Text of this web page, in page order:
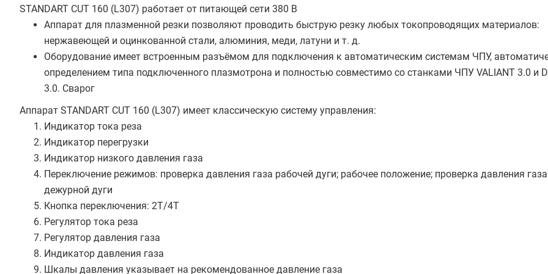
STANDART CUT 160 (L307) работает от питающей сети 380 В
Аппарат для плазменной резки позволяют проводить быструю резку любых токопроводящих материалов:
нержавеющей и оцинкованной стали, алюминия, меди, латуни и т. д.
Оборудование имеет встроенным разъёмом для подключения к автоматическим системам ЧПУ,
определением типа подключенного плазмотрона и полностью совместимо со станками ЧПУ VALIANT 3.0 и
3.0. Сварог
Аппарат STANDART CUT 160 (L307) имеет классическую систему управления:
Индикатор тока реза
Индикатор перегрузки
Индикатор низкого давления газа
Переключение режимов: проверка давления газа рабочей дуги; рабочее положение; проверка давления газа
дежурной дуги
Кнопка переключения: 2Т/4Т
Регулятор тока реза
Регулятор давления газа
Индикатор давления газа
Шкалы давления указывает на рекомендованное давление газа